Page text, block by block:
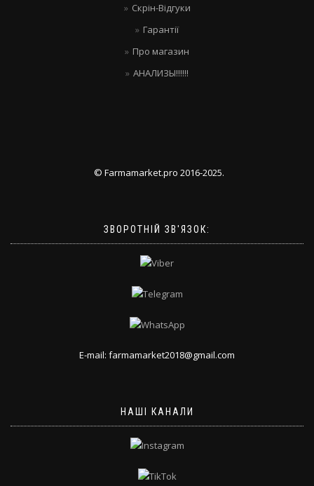
Скрін-Відгуки
Гарантії
Про магазин
АНАЛИЗЫ!!!!!!
© Farmamarket.pro 2016-2025.
ЗВОРОТНІЙ ЗВ'ЯЗОК:
E-mail: farmamarket2018@gmail.com
НАШІ КАНАЛИ